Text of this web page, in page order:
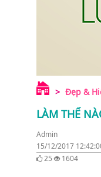
Đẹp &
LÀM THẾ
Admin
15/12/2017
25
1604